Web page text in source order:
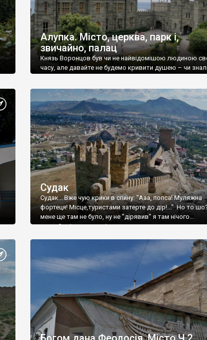
Алупка. Місто, церква, парк і,
звичайно, палац
Князь Воронцов був чи не найвідомішою людиною
часу, але давайте не будемо кривити душею – чи
Судак
Судак... Вже чую крики в спину: "Ааа, попса! Муляжна
фортеця! Місце,туристами затерте до дір!..." Но то
мене ще там не було, ну не "дірявив" я там нічого...
принаймні до цього літа.